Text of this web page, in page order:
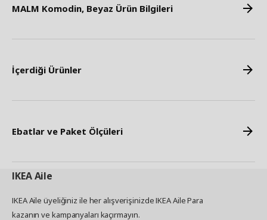
MALM Komodin, Beyaz Ürün Bilgileri
İçerdiği Ürünler
Ebatlar ve Paket Ölçüleri
IKEAAile
IKEA Aile üyeliğiniz ile her alışverişinizde IKEA Aile Para
kazanın ve kampanyaları kaçırmayın.